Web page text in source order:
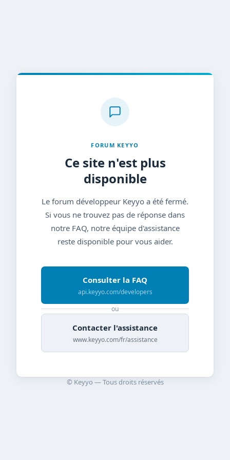
FORUM KEYYO
Ce site n'est plus
disponible
Le forum développeur Keyyo a été fermé.
Si vous ne trouvez pas de réponse dans
notre FAQ, notre équipe d'assistance
reste disponible pour vous aider.
Consulter la FAQ
api.keyyo.com/developers
ou
Contacter l'assistance
www.keyyo.com/fr/assistance
© Keyyo — Tous droits réservés